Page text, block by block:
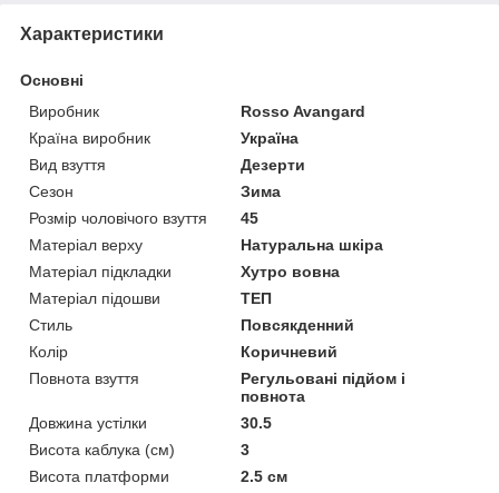
Характеристики
Основні
Виробник
Rosso Avangard
Країна виробник
Україна
Вид взуття
Дезерти
Сезон
Зима
Розмір чоловічого взуття
45
Матеріал верху
Натуральна шкіра
Матеріал підкладки
Хутро вовна
Матеріал підошви
ТЕП
Стиль
Повсякденний
Колір
Коричневий
Повнота взуття
Регульовані підйом і
повнота
Довжина устілки
30.5
Висота каблука (см)
3
Висота платформи
2.5 см